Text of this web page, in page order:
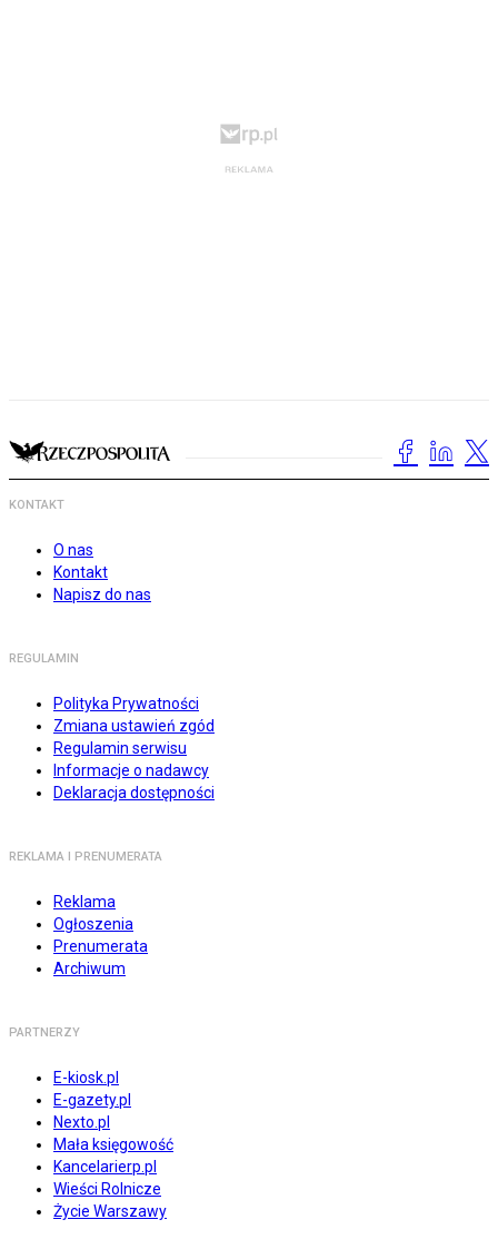
KONTAKT
O nas
Kontakt
Napisz do nas
REGULAMIN
Polityka Prywatności
Zmiana ustawień zgód
Regulamin serwisu
Informacje o nadawcy
Deklaracja dostępności
REKLAMA I PRENUMERATA
Reklama
Ogłoszenia
Prenumerata
Archiwum
PARTNERZY
E-kiosk.pl
E-gazety.pl
Nexto.pl
Mała księgowość
Kancelarierp.pl
Wieści Rolnicze
Życie Warszawy